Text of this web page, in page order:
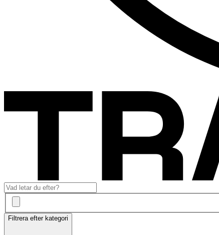
Filtrera efter kategori